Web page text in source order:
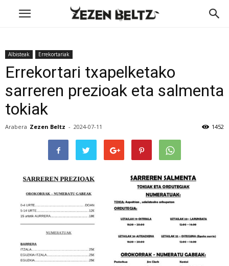
Albisteak Errekortariak
Errekortari txapelketako
sarreren prezioak eta salmenta
tokiak
Arabera Zezen Beltz - 2024-07-11 1452